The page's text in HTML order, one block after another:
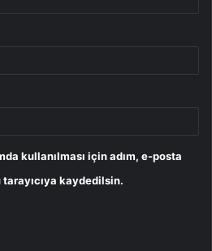
kullanılması için adım, e-posta
kaydedilsin.